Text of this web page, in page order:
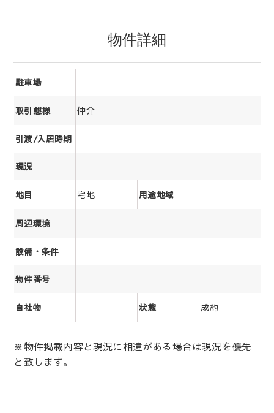
物件詳細
駐車場
取引態様 仲介
引渡/入居時期
現況
地目 宅地 用途地域
周辺環境
設備・条件
物件番号
自社物 状態 成約
※物件掲載内容と現況に相違がある場合は現況を優先
と致します。